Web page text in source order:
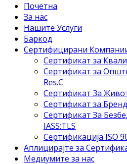
Почетна
За нас
Нашите Услуги
Баркод
Сертифицирани
Сертификат за
Сертификат за
Res.C
Сертификат За
Сертификат за
Сертификат За
IASS:TLS
Сертификација ISO
Аплицирајте за
Медиумите за нас